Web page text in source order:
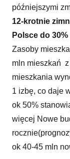
późniejszymi
12-krotnie
Polsce do
Zasoby
mln mieszkań
mieszkania
1 izbę, co daje
ok 50%
więcej Nowe
ok 40-45 mln